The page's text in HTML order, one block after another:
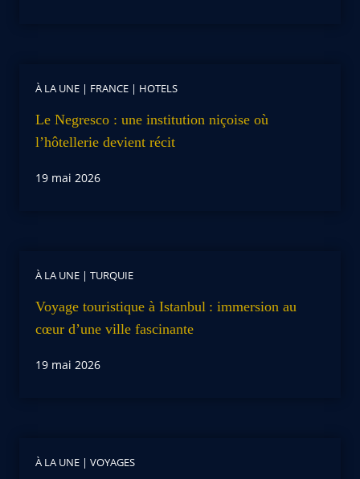
À LA UNE | FRANCE | HOTELS
Le Negresco : une institution niçoise où
l’hôtellerie devient récit
19 mai 2026
À LA UNE | TURQUIE
Voyage touristique à Istanbul : immersion au
cœur d’une ville fascinante
19 mai 2026
À LA UNE | VOYAGES